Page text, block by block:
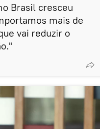
Brasil cresceu
mais de
vai reduzir o